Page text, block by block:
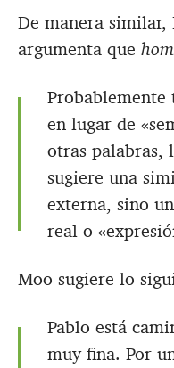
De manera similar,
argumenta que
en lugar de
otras palabras,
sugiere una
externa, sino
real o
Moo sugiere lo
Pablo está
muy fina. Por